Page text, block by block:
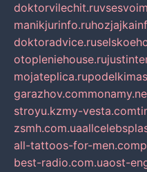
doktorvilechit.ru
manikjurinfo.ru
doktoradvice.ru
otopleniehouse.ru
mojateplica.ru
garazhov.com
stroyu.kzmy-vesta.com
zsmh.com.ua
all-tattoos-for-men.com
best-radio.com.uaost-